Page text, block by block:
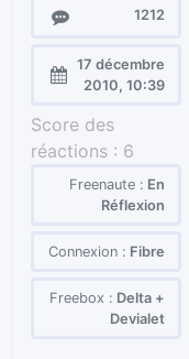
Messages 1212
Enregistré
17 décembre
2010, 10:39
Score des
réactions : 6
Freenaute : En
Réflexion
Connexion : Fibre
Freebox : Delta +
Devialet